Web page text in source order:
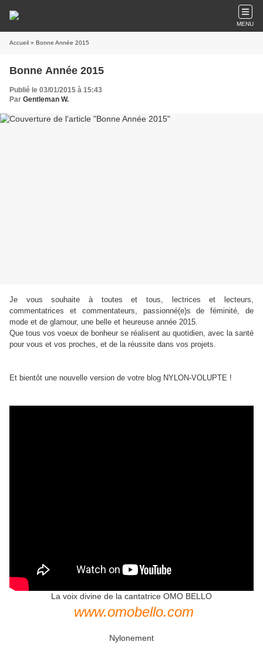
MENU
Accueil » Bonne Année 2015
Bonne Année 2015
Publié le 03/01/2015 à 15:43
Par Gentleman W.
Je vous souhaite à toutes et tous, lectrices et lecteurs,
commentatrices et commentateurs, passionné(e)s de féminité, de
mode et de glamour, une belle et heureuse année 2015.
Que tous vos voeux de bonheur se réalisent au quotidien, avec la santé
pour vous et vos proches, et de la réussite dans vos projets.
Et bientôt une nouvelle version de votre blog NYLON-VOLUPTE !
La voix divine de la cantatrice OMO BELLO
www.omobello.com
Nylonement